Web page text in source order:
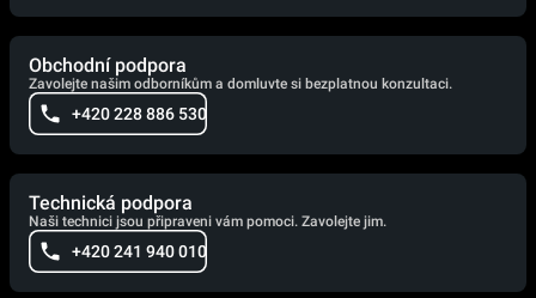
Obchodní podpora
Zavolejte našim odborníkům a domluvte si bezplatnou konzultaci.
+420 228 886 530
Technická podpora
Naši technici jsou připraveni vám pomoci. Zavolejte jim.
+420 241 940 010